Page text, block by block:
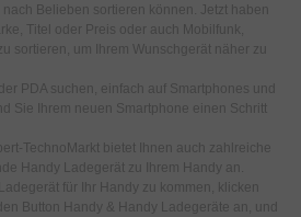
Belieben sortieren können. Jetzt haben
Titel oder Preis oder auch Mobilfunk,
sortieren, um Ihrem Wunschgerät näher zu
PDA suchen, einfach auf Smartphones und
Sie Ihrem neuen Smartphone einen Schritt
TechnoMarkt bietet Ihnen auch zahlreiche
Handy Ladegerät zu Ihrem Handy an.
für Ihr Handy zu kommen, klicken
Button Handy & Handy Ladegeräte an, und